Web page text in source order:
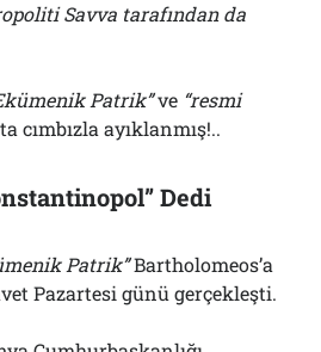
Savva tarafından da
Patrik”ve “resmi
cımbızla ayıklanmış!..
Dedi
Patrik”Bartholomeos’a
Pazartesi günü gerçekleşti.